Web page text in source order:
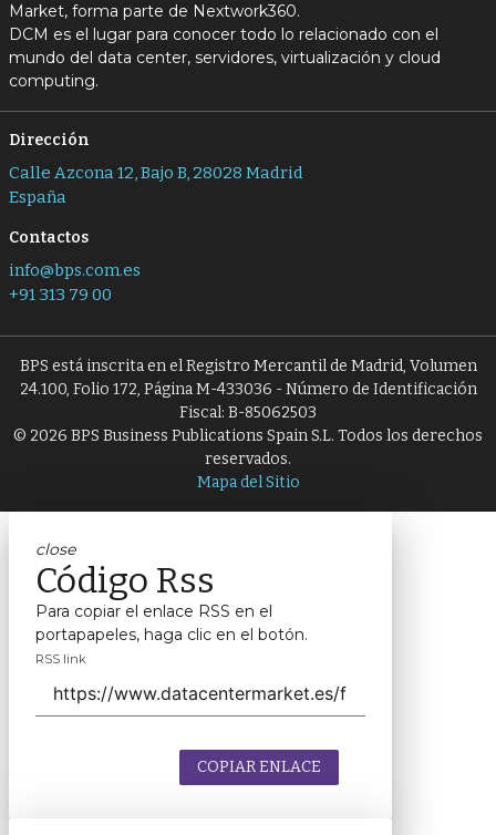
Market, forma parte de Nextwork360.
DCM es el lugar para conocer todo lo relacionado con el
mundo del data center, servidores, virtualización y cloud
computing.
Dirección
Calle Azcona 12, Bajo B, 28028 Madrid
España
Contactos
info@bps.com.es
+91 313 79 00
BPS está inscrita en el Registro Mercantil de Madrid, Volumen
24.100, Folio 172, Página M-433036 - Número de Identificación
Fiscal: B-85062503
© 2026 BPS Business Publications Spain S.L. Todos los derechos
reservados.
Mapa del Sitio
close
Código Rss
Para copiar el enlace RSS en el
portapapeles, haga clic en el botón.
RSS link
COPIAR ENLACE